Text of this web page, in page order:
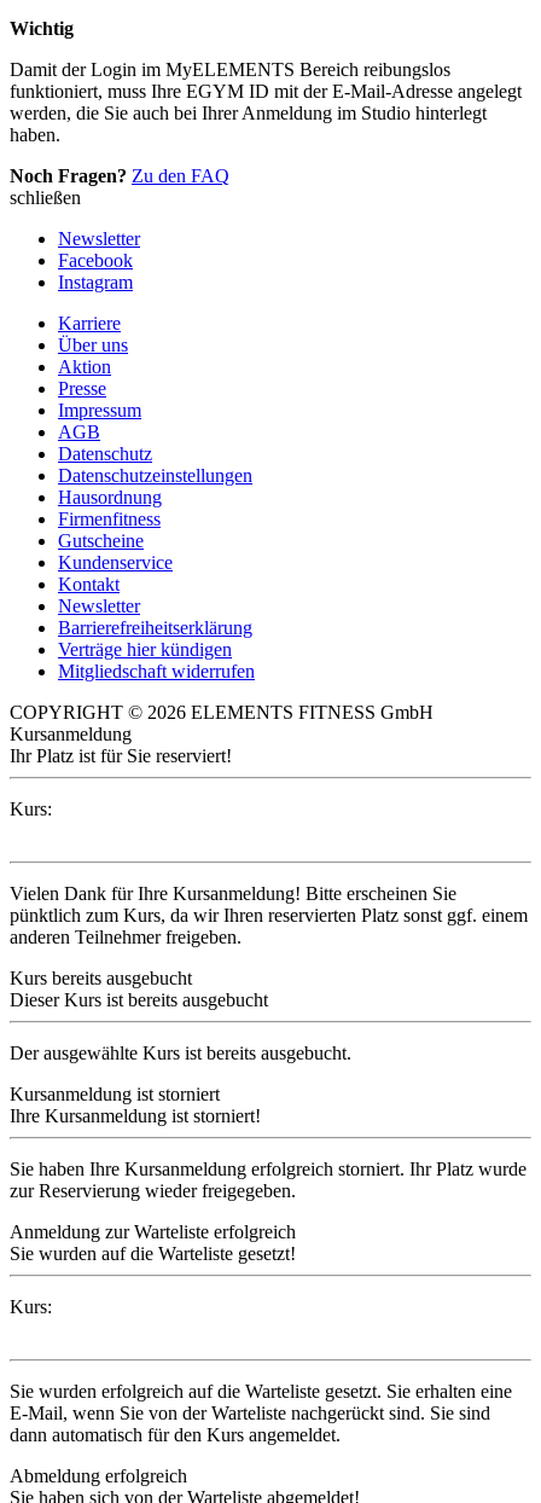
Wichtig
Damit der Login im MyELEMENTS Bereich reibungslos
funktioniert, muss Ihre EGYM ID mit der E-Mail-Adresse angelegt
werden, die Sie auch bei Ihrer Anmeldung im Studio hinterlegt
haben.
Noch Fragen? Zu den FAQ
schließen
Newsletter
Facebook
Instagram
Karriere
Über uns
Aktion
Presse
Impressum
AGB
Datenschutz
Datenschutzeinstellungen
Hausordnung
Firmenfitness
Gutscheine
Kundenservice
Kontakt
Newsletter
Barrierefreiheitserklärung
Verträge hier kündigen
Mitgliedschaft widerrufen
COPYRIGHT © 2026 ELEMENTS FITNESS GmbH
Kursanmeldung
Ihr Platz ist für Sie reserviert!
Kurs:
Vielen Dank für Ihre Kursanmeldung! Bitte erscheinen Sie
pünktlich zum Kurs, da wir Ihren reservierten Platz sonst ggf. einem
anderen Teilnehmer freigeben.
Kurs bereits ausgebucht
Dieser Kurs ist bereits ausgebucht
Der ausgewählte Kurs ist bereits ausgebucht.
Kursanmeldung ist storniert
Ihre Kursanmeldung ist storniert!
Sie haben Ihre Kursanmeldung erfolgreich storniert. Ihr Platz wurde
zur Reservierung wieder freigegeben.
Anmeldung zur Warteliste erfolgreich
Sie wurden auf die Warteliste gesetzt!
Kurs:
Sie wurden erfolgreich auf die Warteliste gesetzt. Sie erhalten eine
E-Mail, wenn Sie von der Warteliste nachgerückt sind. Sie sind
dann automatisch für den Kurs angemeldet.
Abmeldung erfolgreich
Sie haben sich von der Warteliste abgemeldet!